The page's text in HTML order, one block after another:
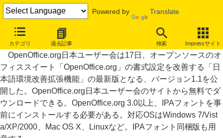
Powered by Translate
カテゴリ 過去記事 検索 Impressサイト
OpenOffice.org、Wordの倍近くのあいさつ文を挿入できる拡張機能
OpenOffice.org日本ユーザー会は17日、オープンソースのオ
フィススイート「OpenOffice.org」の書式設定を改善する「日
本語環境改善拡張機能」の最新版となる、バージョン1.1を公
開した。OpenOffice.org日本ユーザー会のサイトから無料でダ
ウンロードできる。OpenOffice.org 3.0以上、IPAフォントを事
前にインストールする必要がある。対応OSはWindows 7/Vist
a/XP/2000、Mac OS X、Linuxなど。IPAフォント同梱版も用